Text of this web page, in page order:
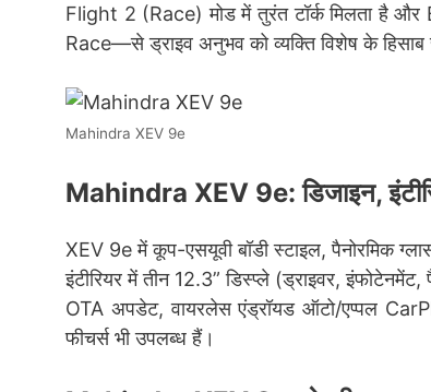
Flight 2 (Race) मोड में तुरंत टॉर्क मिलता है
Race—से ड्राइव अनुभव को व्यक्ति विशेष के
Mahindra XEV 9e
Mahindra XEV 9e: डिजाइन,
XEV 9e में कूप-एसयूवी बॉडी स्टाइल, पैनोरमिक
इंटीरियर में तीन 12.3” डिस्प्ले (ड्राइवर,
OTA अपडेट, वायरलेस एंड्रॉयड ऑटो/एप्पल
फीचर्स भी उपलब्ध हैं।